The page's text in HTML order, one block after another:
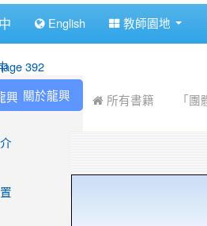
English 教師園地
關於龍興  所有書籍 「